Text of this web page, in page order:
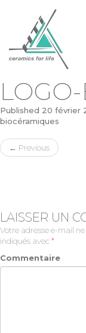
Published 20 février
biocéramiques
← Previous
LAISSER UN
Votre adresse e-mail
indiqués avec *
Commentaire